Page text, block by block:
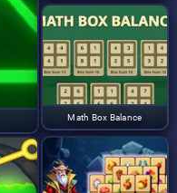
Math Box Balance